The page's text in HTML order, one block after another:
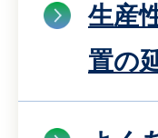
生産
置の